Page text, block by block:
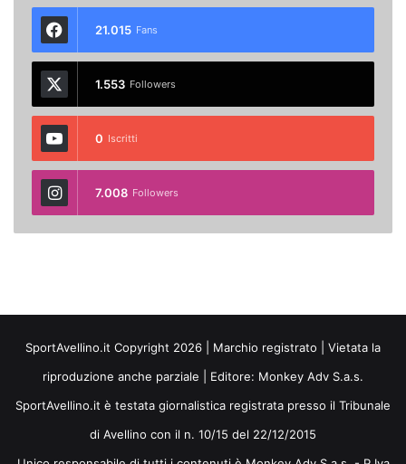
21.015 Fans
1.553 Followers
0 Iscritti
7.008 Followers
SportAvellino.it Copyright 2026 | Marchio registrato | Vietata la
riproduzione anche parziale | Editore: Monkey Adv S.a.s.
SportAvellino.it è testata giornalistica registrata presso il Tribunale
di Avellino con il n. 10/15 del 22/12/2015